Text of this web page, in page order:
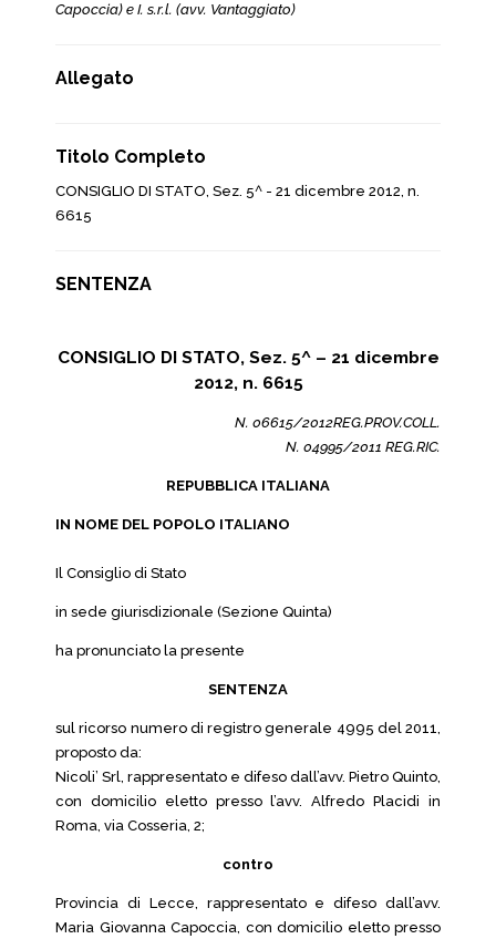
Capoccia) e I. s.r.l. (avv. Vantaggiato)
Allegato
Titolo Completo
CONSIGLIO DI STATO, Sez. 5^ - 21 dicembre 2012, n.
6615
SENTENZA
CONSIGLIO DI STATO, Sez. 5^ – 21 dicembre
2012, n. 6615
N. 06615/2012REG.PROV.COLL.
N. 04995/2011 REG.RIC.
REPUBBLICA ITALIANA
IN NOME DEL POPOLO ITALIANO
Il Consiglio di Stato
in sede giurisdizionale (Sezione Quinta)
ha pronunciato la presente
SENTENZA
sul ricorso numero di registro generale 4995 del 2011,
proposto da:
Nicoli’ Srl, rappresentato e difeso dall’avv. Pietro Quinto,
con domicilio eletto presso l’avv. Alfredo Placidi in
Roma, via Cosseria, 2;
contro
Provincia di Lecce, rappresentato e difeso dall’avv.
Maria Giovanna Capoccia, con domicilio eletto presso